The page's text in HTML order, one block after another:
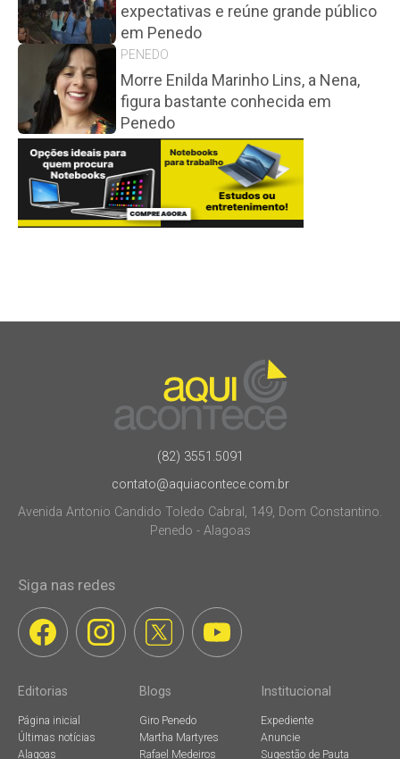
expectativas e reúne grande público
em Penedo
PENEDO
Morre Enilda Marinho Lins, a Nena,
figura bastante conhecida em
Penedo
(82) 3551.5091
contato@aquiacontece.com.br
Avenida Antonio Candido Toledo Cabral, 149, Dom Constantino.
Penedo - Alagoas
Siga nas redes
Editorias
Página inicial
Últimas notícias
Alagoas
Blogs
Giro Penedo
Martha Martyres
Rafael Medeiros
Institucional
Expediente
Anuncie
Sugestão de Pauta